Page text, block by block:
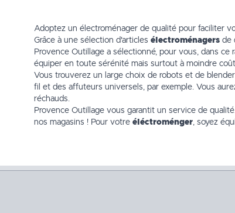
Adoptez un électroménager de qualité pour faciliter
Grâce à une sélection d'articles électroménagers de
Provence Outillage a sélectionné, pour vous, dans ce
équiper en toute sérénité mais surtout à moindre coût.
Vous trouverez un large choix de robots et de
fil et des affuteurs universels , par exemple. Vous
réchauds.
Provence Outillage vous garantit un service de
nos magasins ! Pour votre éléctroménger , soyez